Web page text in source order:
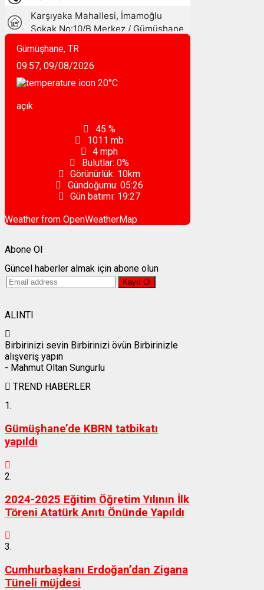
Gümüşhane, TR
09:57, 09/08/2026
20°C
açık
45 %
1011 mb
4 mph
Bulutlar: 0%
Görünürlük: 10km
Gündoğumu: 05:26
Gün batımı: 19:27
Weather from OpenWeatherMap
Abone Ol
Güncel haberler almak için abone olun
ALINTI
Birbirinizi sevin Birbirinizi övün Birbirinizle
alışveriş yapın
- Mahmut Oltan Sungurlu
TREND HABERLER
1.
Gümüşhane’de KBRN tatbikatı
yapıldı
2.
2024-2025 Eğitim Öğretim Yılının İlk
Töreni Atatürk Anıtı Önünde Yapıldı
3.
Cumhurbaşkanı Erdoğan’dan Zigana
Tüneli müjdesi